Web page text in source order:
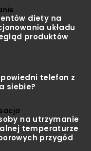
diety na
układu
produktów
telefon z
siebie?
na utrzymanie
temperaturze
przygód